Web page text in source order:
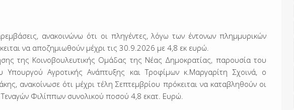
ανακοινώνω ότι οι πληγέντες, λόγω των έντονων πλημμυρικών
να αποζημιωθούν μέχρι τις 30.9.2026 με 4,8 εκ ευρώ.
της Κοινοβουλευτικής Ομάδας της Νέας Δημοκρατίας, παρουσία του
Αγροτικής Ανάπτυξης και Τροφίμων κ.Μαργαρίτη Σχοινά, ο
ανακοίνωσε ότι μέχρι τέλη Σεπτεμβρίου πρόκειται να καταβληθούν οι
Φιλίππων συνολικού ποσού 4,8 εκατ. Ευρώ.